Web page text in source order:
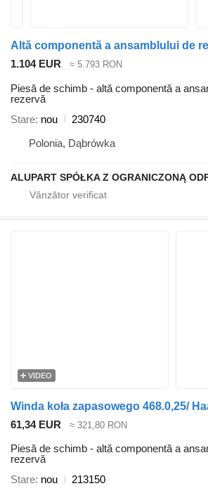
1.104 EUR ≈ 5.793 RON
Piesă de schimb - altă componentă a
rezervă
Stare nou
230740
Polonia, Dąbrówka
VIDEO
61,34 EUR ≈ 321,80 RON
Piesă de schimb - altă componentă a
rezervă
Stare nou
213150